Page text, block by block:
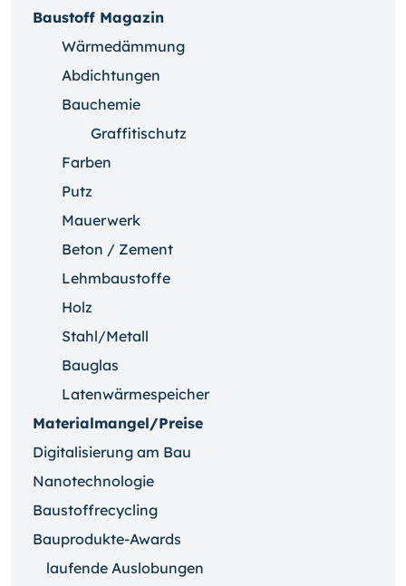
Baustoff Magazin
Wärmedämmung
Abdichtungen
Bauchemie
Graffitischutz
Farben
Putz
Mauerwerk
Beton / Zement
Lehmbaustoffe
Holz
Stahl/Metall
Bauglas
Latenwärmespeicher
Materialmangel/Preise
Digitalisierung am Bau
Nanotechnologie
Baustoffrecycling
Bauprodukte-Awards
laufende Auslobungen